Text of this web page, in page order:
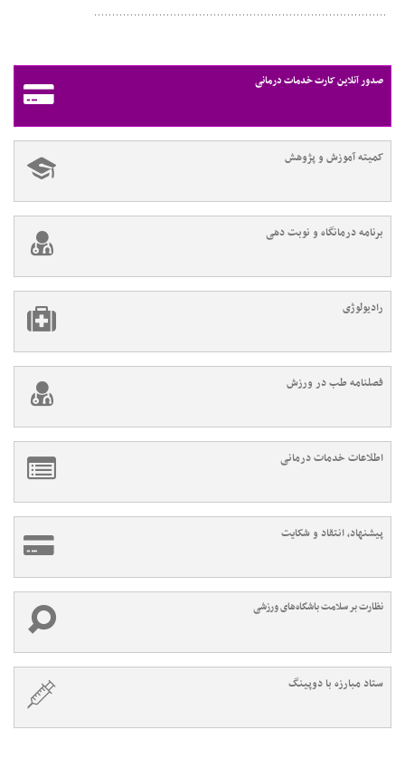
صدور آنلاین کارت خدمات درمانی
کمیته آموزش و پژوهش
برنامه درمانگاه و نوبت دهی
رادیولوژی
فصلنامه طب در ورزش
اطلاعات خدمات درمانی
پیشنهاد، انتقاد و شکایت
نظارت بر سلامت باشگاه‌های ورزشی
ستاد مبارزه با دوپینگ